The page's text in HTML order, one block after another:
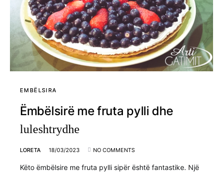
EMBËLSIRA
Ëmbëlsirë me fruta pylli dhe
luleshtrydhe
LORETA 18/03/2023 NO COMMENTS
Këto ëmbëlsire me fruta pylli sipër është fantastike. Një